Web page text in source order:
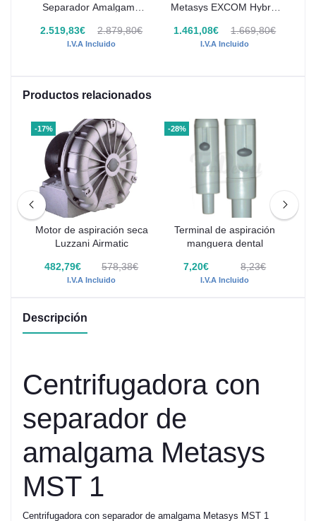
Separador Amalgama
2.519,83€
2.879,80€
I.V.A Incluido
Metasys EXCOM Hybrid
1.461,08€
1.669,80€
I.V.A Incluido
Productos relacionados
-17%
Motor de aspiración seca
Luzzani Airmatic
482,79€ 578,38€
I.V.A Incluido
-28%
Terminal de aspiración
manguera dental
7,20€ 8,23€
I.V.A Incluido
Descripción
Centrifugadora con
separador de
amalgama Metasys
MST 1
Centrifugadora con separador de amalgama Metasys MST 1